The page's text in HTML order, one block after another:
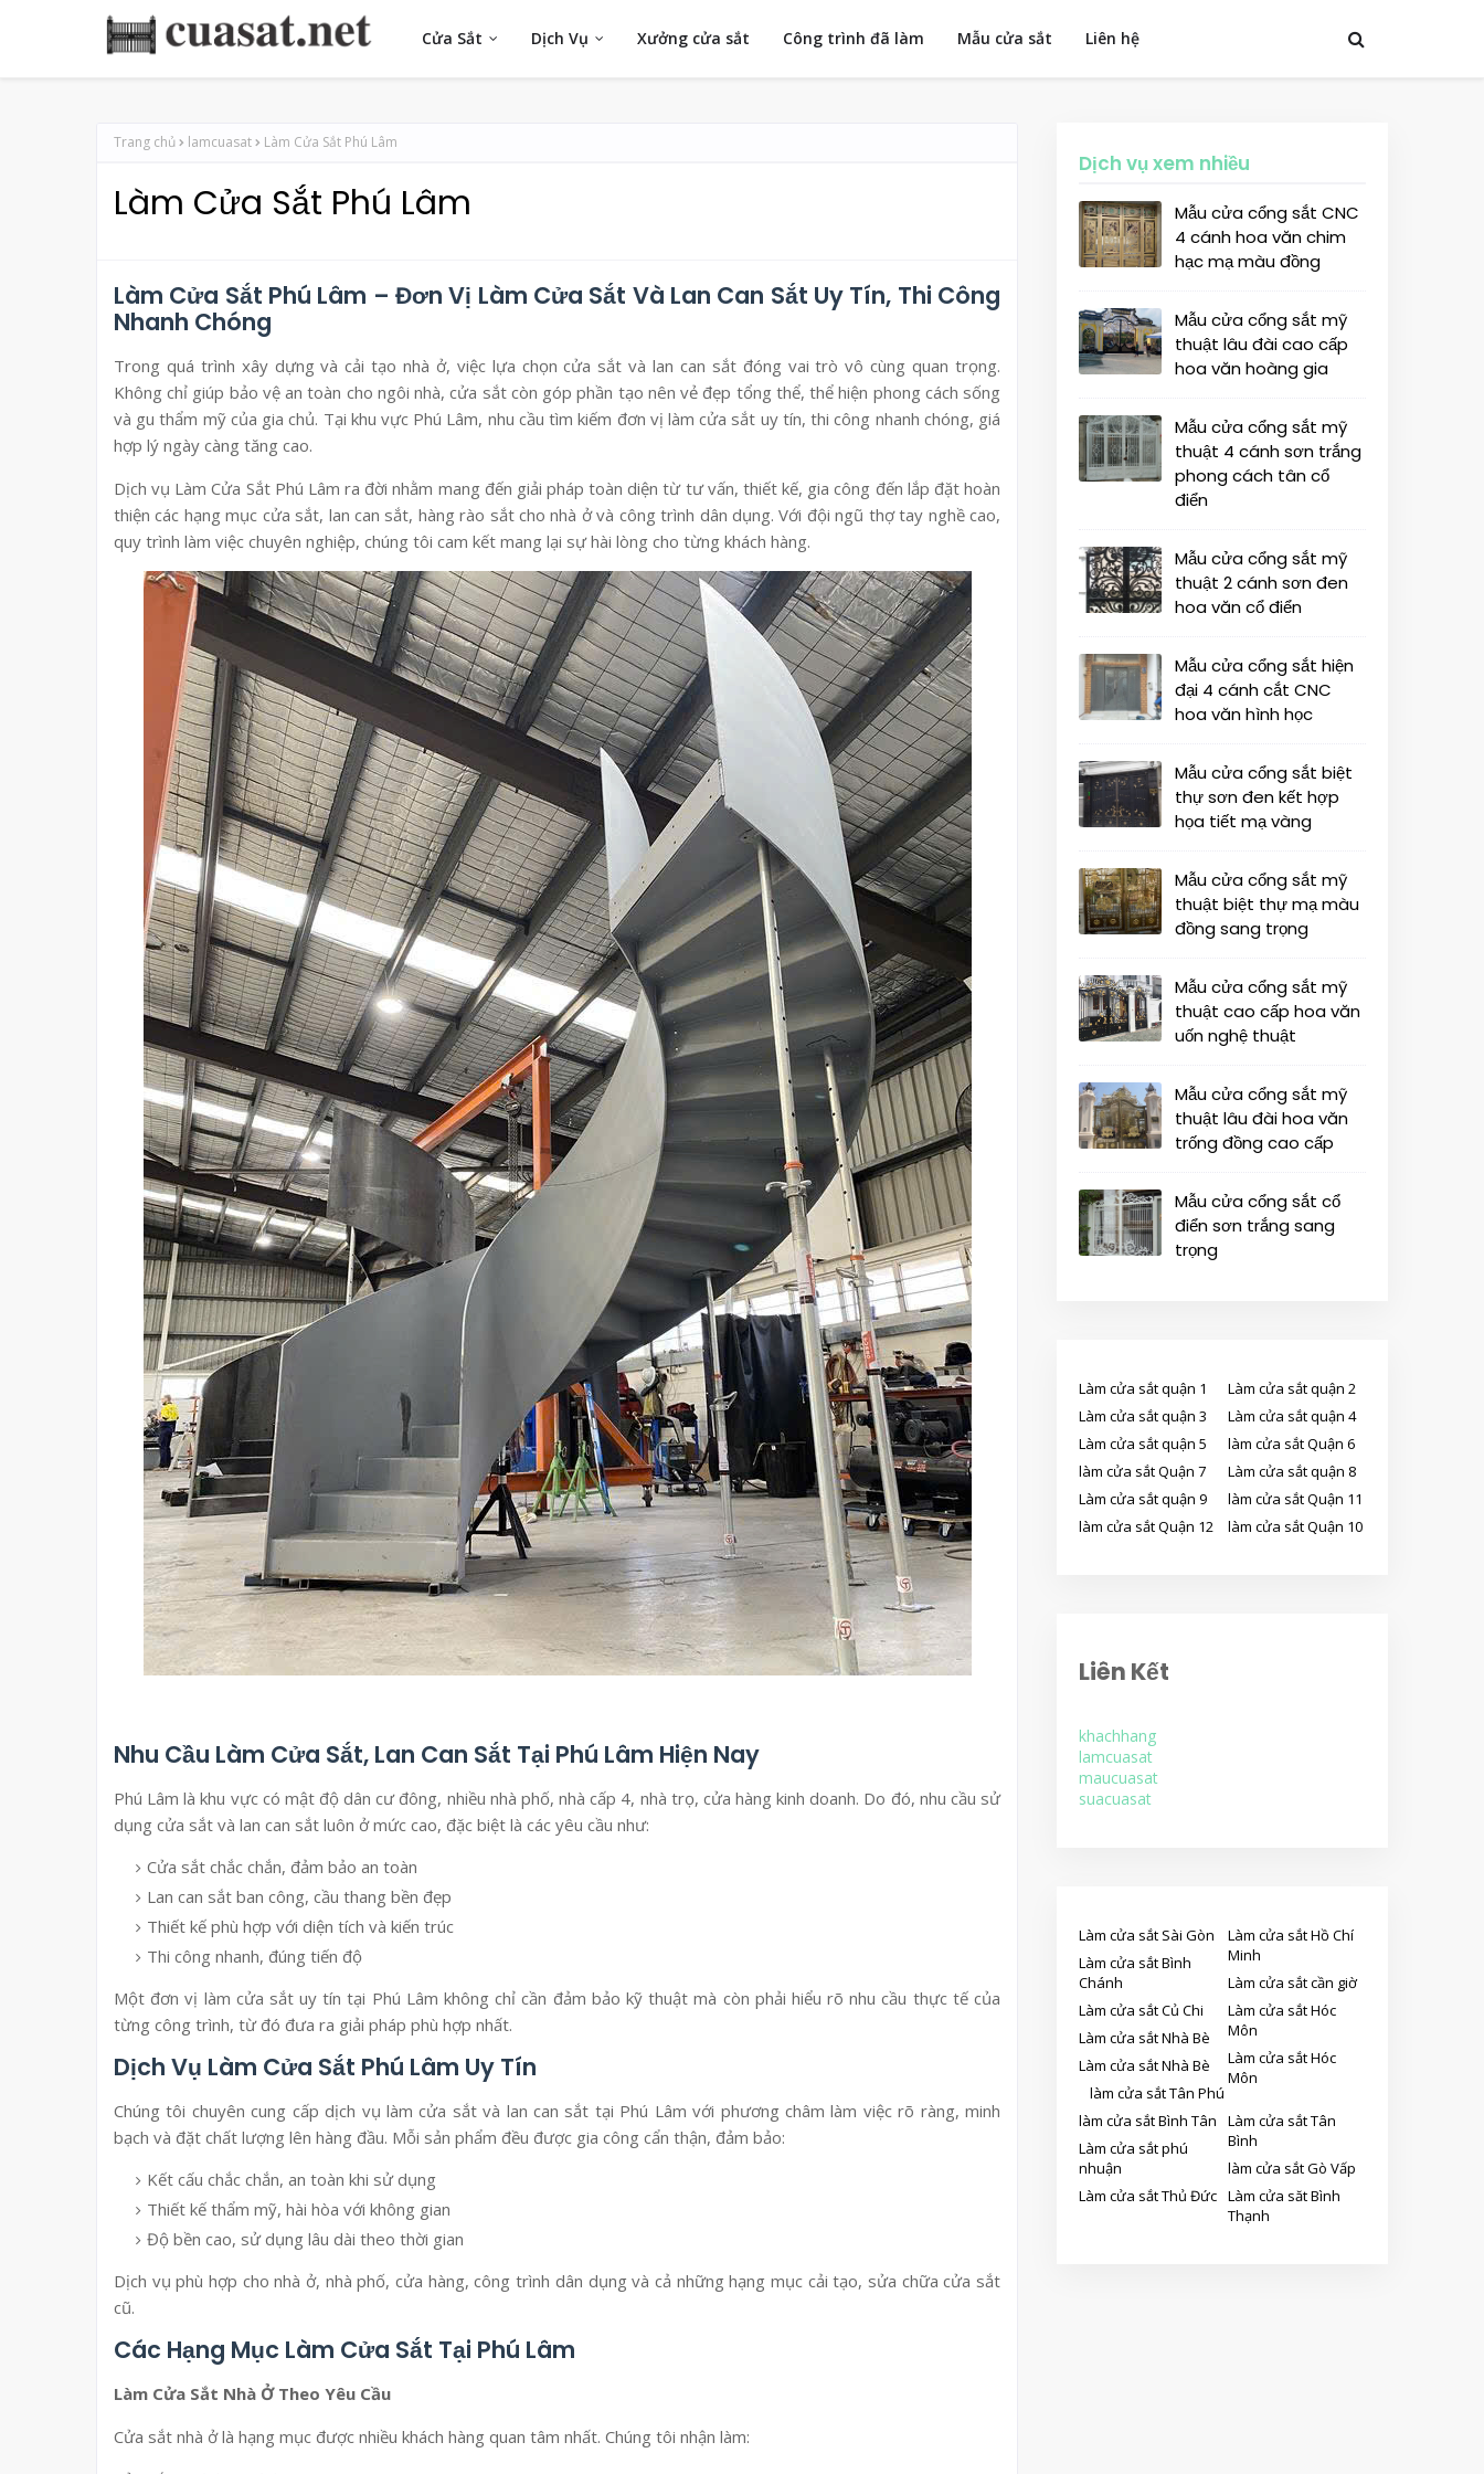
Cửa Sắt Dịch Vụ Xưởng cửa sắt Công trình đã làm Mẫu cửa sắt Liên hệ
Trang chủ lamcuasat Làm Cửa Sắt Phú Lâm
Làm Cửa Sắt Phú Lâm
Làm Cửa Sắt Phú Lâm – Đơn Vị Làm Cửa Sắt Và Lan Can Sắt Uy Tín, Thi Công
Nhanh Chóng
Trong quá trình xây dựng và cải tạo nhà ở, việc lựa chọn cửa sắt và lan can sắt đóng vai trò vô cùng quan trọng.
Không chỉ giúp bảo vệ an toàn cho ngôi nhà, cửa sắt còn góp phần tạo nên vẻ đẹp tổng thể, thể hiện phong cách sống
và gu thẩm mỹ của gia chủ. Tại khu vực Phú Lâm, nhu cầu tìm kiếm đơn vị làm cửa sắt uy tín, thi công nhanh chóng, giá
hợp lý ngày càng tăng cao.
Dịch vụ Làm Cửa Sắt Phú Lâm ra đời nhằm mang đến giải pháp toàn diện từ tư vấn, thiết kế, gia công đến lắp đặt hoàn
thiện các hạng mục cửa sắt, lan can sắt, hàng rào sắt cho nhà ở và công trình dân dụng. Với đội ngũ thợ tay nghề cao,
quy trình làm việc chuyên nghiệp, chúng tôi cam kết mang lại sự hài lòng cho từng khách hàng.
Nhu Cầu Làm Cửa Sắt, Lan Can Sắt Tại Phú Lâm Hiện Nay
Phú Lâm là khu vực có mật độ dân cư đông, nhiều nhà phố, nhà cấp 4, nhà trọ, cửa hàng kinh doanh. Do đó, nhu cầu sử
dụng cửa sắt và lan can sắt luôn ở mức cao, đặc biệt là các yêu cầu như:
Cửa sắt chắc chắn, đảm bảo an toàn
Lan can sắt ban công, cầu thang bền đẹp
Thiết kế phù hợp với diện tích và kiến trúc
Thi công nhanh, đúng tiến độ
Một đơn vị làm cửa sắt uy tín tại Phú Lâm không chỉ cần đảm bảo kỹ thuật mà còn phải hiểu rõ nhu cầu thực tế của
từng công trình, từ đó đưa ra giải pháp phù hợp nhất.
Dịch Vụ Làm Cửa Sắt Phú Lâm Uy Tín
Chúng tôi chuyên cung cấp dịch vụ làm cửa sắt và lan can sắt tại Phú Lâm với phương châm làm việc rõ ràng, minh
bạch và đặt chất lượng lên hàng đầu. Mỗi sản phẩm đều được gia công cẩn thận, đảm bảo:
Kết cấu chắc chắn, an toàn khi sử dụng
Thiết kế thẩm mỹ, hài hòa với không gian
Độ bền cao, sử dụng lâu dài theo thời gian
Dịch vụ phù hợp cho nhà ở, nhà phố, cửa hàng, công trình dân dụng và cả những hạng mục cải tạo, sửa chữa cửa sắt
cũ.
Các Hạng Mục Làm Cửa Sắt Tại Phú Lâm
Làm Cửa Sắt Nhà Ở Theo Yêu Cầu
Cửa sắt nhà ở là hạng mục được nhiều khách hàng quan tâm nhất. Chúng tôi nhận làm:
Dịch vụ xem nhiều
Mẫu cửa cổng sắt CNC
4 cánh hoa văn chim
hạc mạ màu đồng
Mẫu cửa cổng sắt mỹ
thuật lâu đài cao cấp
hoa văn hoàng gia
Mẫu cửa cổng sắt mỹ
thuật 4 cánh sơn trắng
phong cách tân cổ
điển
Mẫu cửa cổng sắt mỹ
thuật 2 cánh sơn đen
hoa văn cổ điển
Mẫu cửa cổng sắt hiện
đại 4 cánh cắt CNC
hoa văn hình học
Mẫu cửa cổng sắt biệt
thự sơn đen kết hợp
họa tiết mạ vàng
Mẫu cửa cổng sắt mỹ
thuật biệt thự mạ màu
đồng sang trọng
Mẫu cửa cổng sắt mỹ
thuật cao cấp hoa văn
uốn nghệ thuật
Mẫu cửa cổng sắt mỹ
thuật lâu đài hoa văn
trống đồng cao cấp
Mẫu cửa cổng sắt cổ
điển sơn trắng sang
trọng
Làm cửa sắt quận 1
Làm cửa sắt quận 2
Làm cửa sắt quận 3
Làm cửa sắt quận 4
Làm cửa sắt quận 5
làm cửa sắt Quận 6
làm cửa sắt Quận 7
Làm cửa sắt quận 8
Làm cửa sắt quận 9
làm cửa sắt Quận 11
làm cửa sắt Quận 12
làm cửa sắt Quận 10
Liên Kết
khachhang
lamcuasat
maucuasat
suacuasat
Làm cửa sắt Sài Gòn
Làm cửa sắt Hồ Chí
Minh
Làm cửa sắt Bình
Chánh
Làm cửa sắt cần giờ
Làm cửa sắt Củ Chi
Làm cửa sắt Hóc
Môn
Làm cửa sắt Nhà Bè
Làm cửa sắt Hóc
Môn
Làm cửa sắt Nhà Bè
làm cửa sắt Tân Phú
làm cửa sắt Bình Tân
Làm cửa sắt Tân
Bình
Làm cửa sắt phú
nhuận
làm cửa sắt Gò Vấp
Làm cửa sắt Thủ Đức Làm cửa săt Bình
Thạnh